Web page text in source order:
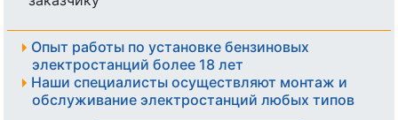
Опыт работы по установке бензиновых
электростанций более 18 лет
Наши специалисты осуществляют монтаж и
обслуживание электростанций любых типов